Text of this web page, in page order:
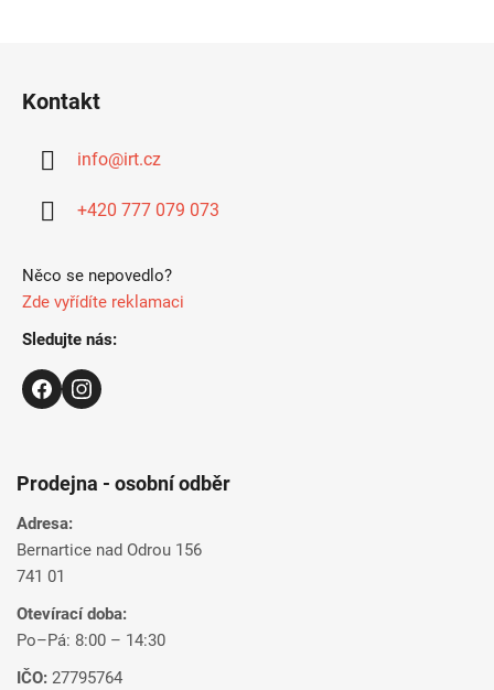
Kontakt
info@irt.cz
+420 777 079 073
Něco se nepovedlo?
Zde vyřídíte reklamaci
Sledujte nás:
Prodejna - osobní odběr
Adresa:
Bernartice nad Odrou 156
741 01
Otevírací doba:
Po–Pá: 8:00 – 14:30
IČO: 27795764